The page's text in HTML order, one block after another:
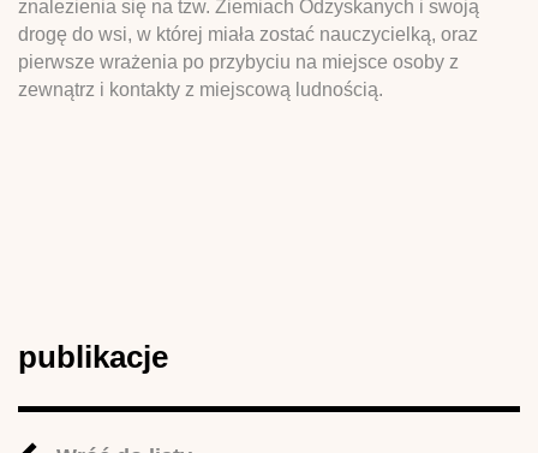
znalezienia się na tzw. Ziemiach Odzyskanych i swoją
drogę do wsi, w której miała zostać nauczycielką, oraz
pierwsze wrażenia po przybyciu na miejsce osoby z
zewnątrz i kontakty z miejscową ludnością.
publikacje